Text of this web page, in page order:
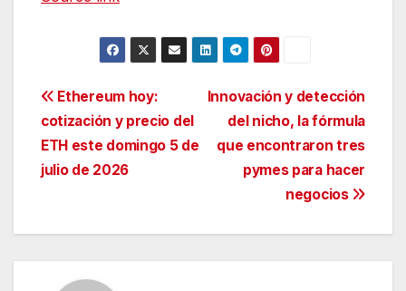
Navegación
de
entradas
Innovación y detección
del nicho, la fórmula
que encontraron tres
pymes para hacer
negocios
Ethereum hoy:
cotización y precio del
ETH este domingo 5 de
julio de 2026